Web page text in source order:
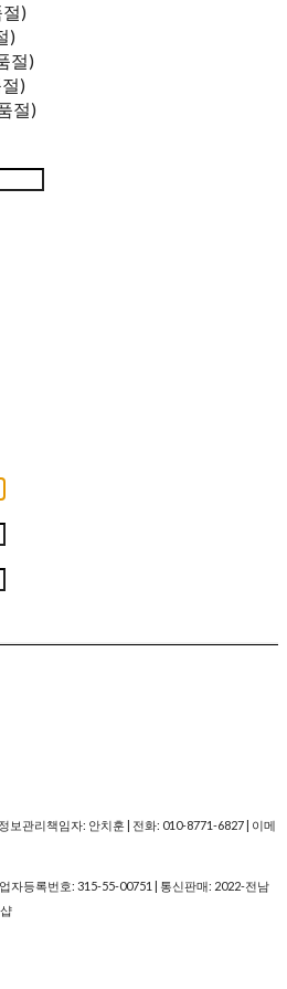
절)
)
절)
)
절)
보관리책임자: 안치훈 | 전화: 010-8771-6827 | 이메
자등록번호: 315-55-00751 | 통신판매: 2022-전남